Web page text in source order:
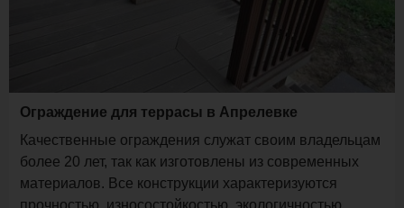
Ограждение для террасы в Апрелевке
Качественные ограждения служат своим владельцам
более 20 лет, так как изготовлены из современных
материалов. Все конструкции характеризуются
прочностью, износостойкостью, экологичностью,